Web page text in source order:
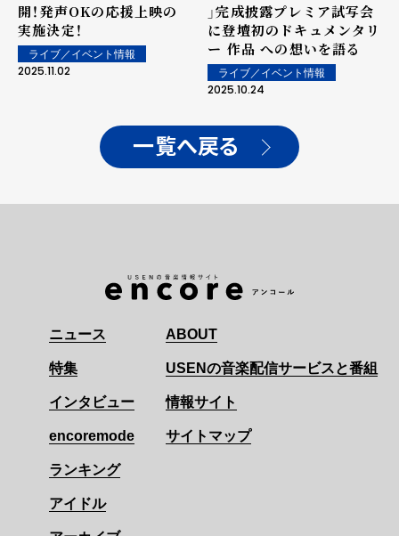
開！発声OKの応援上映の
実施決定！
ライブ／イベント情報
2025.11.02
」完成披露プレミア試写会
に登壇初のドキュメンタリ
ー 作品 への想いを語る
ライブ／イベント情報
2025.10.24
一覧へ戻る
ニュース
特集
インタビュー
encoremode
ランキング
アイドル
ABOUT
USENの音楽配信サービスと番組
情報サイト
サイトマップ